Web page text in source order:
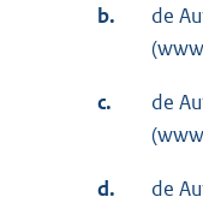
b.
de
c.
de
d.
de